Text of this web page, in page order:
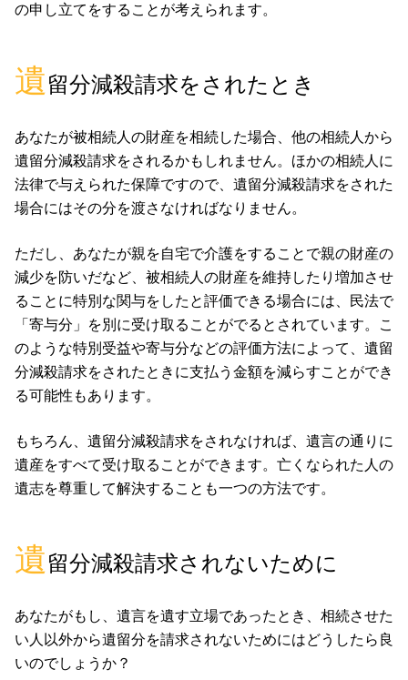
の申し立てをすることが考えられます。
遺留分減殺請求をされたとき
あなたが被相続人の財産を相続した場合、他の相続人から
遺留分減殺請求をされるかもしれません。ほかの相続人に
法律で与えられた保障ですので、遺留分減殺請求をされた
場合にはその分を渡さなければなりません。
ただし、あなたが親を自宅で介護をすることで親の財産の
減少を防いだなど、被相続人の財産を維持したり増加させ
ることに特別な関与をしたと評価できる場合には、民法で
「寄与分」を別に受け取ることがでるとされています。こ
のような特別受益や寄与分などの評価方法によって、遺留
分減殺請求をされたときに支払う金額を減らすことができ
る可能性もあります。
もちろん、遺留分減殺請求をされなければ、遺言の通りに
遺産をすべて受け取ることができます。亡くなられた人の
遺志を尊重して解決することも一つの方法です。
遺留分減殺請求されないために
あなたがもし、遺言を遺す立場であったとき、相続させた
い人以外から遺留分を請求されないためにはどうしたら良
いのでしょうか？